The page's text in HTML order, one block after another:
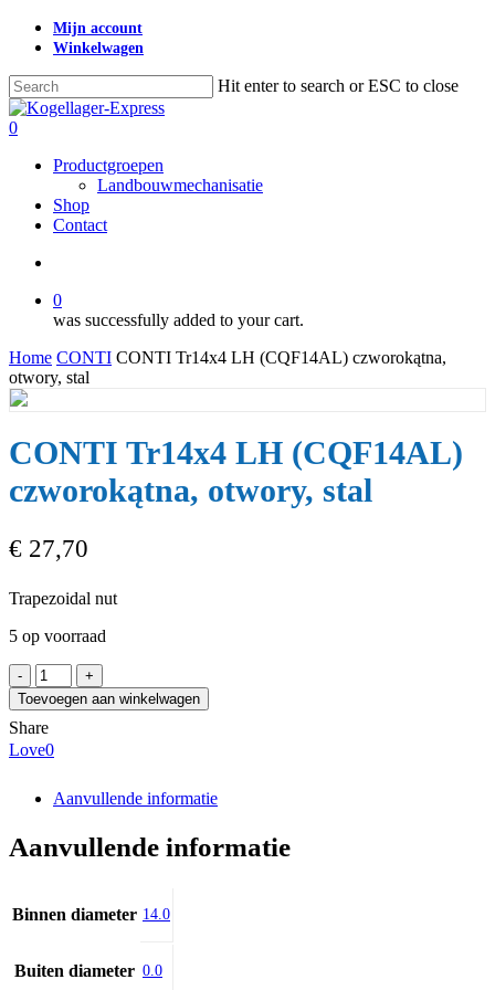
Skip
content
Mijn account
Winkelwagen
Hit enter to search or ESC to close
Close
Search
search
0
Productgroepen
Landbouwmechanisatie
Shop
Contact
0
was successfully added to your cart.
Home CONTI CONTI Tr14x4 LH (CQF14AL) czworokątna,
otwory, stal
CONTI Tr14x4 LH (CQF14AL)
czworokątna, otwory, stal
€ 27,70
Trapezoidal nut
5 op voorraad
CONTI
Tr14x4
LH
(CQF14AL)
czworokątna,
stal
aantal
Toevoegen aan winkelwagen
Share
Love0
Aanvullende informatie
Aanvullende informatie
Binnen diameter 14.0
Buiten diameter 0.0